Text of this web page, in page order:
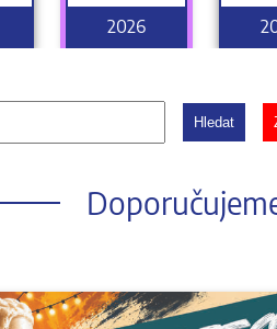
2026
Hledat